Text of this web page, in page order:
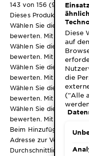
143 von 156 (92%) der
Dieses Produkt
Wählen Sie diese
bewerten. Mit dieser
Wählen Sie diese
bewerten. Mit dieser
Wählen Sie diese
bewerten. Mit dieser
Wählen Sie diese
bewerten. Mit dieser
Wählen Sie diese
bewerten. Mit dieser
Beim Hinzufügen einer
Adresse zur Verifizierung
Durchschnittliche
Diese
auf
die
("Alle